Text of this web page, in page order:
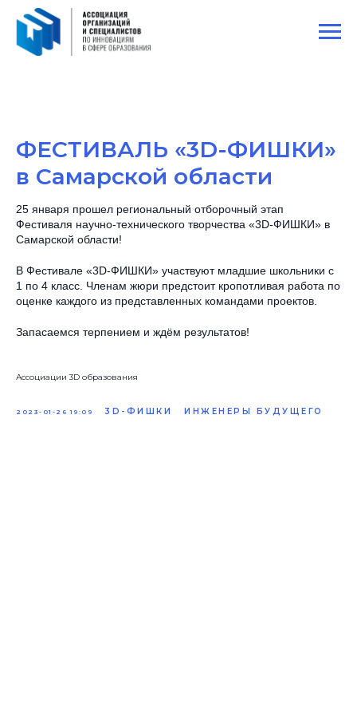
ФЕСТИВАЛЬ «3D-ФИШКИ»
в Самарской области
25 января прошел региональный отборочный этап
Фестиваля научно-технического творчества «3D-ФИШКИ» в
Самарской области!
В Фестивале «3D-ФИШКИ» участвуют младшие школьники с
1 по 4 класс. Членам жюри предстоит кропотливая работа по
оценке каждого из представленных командами проектов.
Запасаемся терпением и ждём результатов!
Ассоциации 3D образования
2023-01-26 19:09 3D-ФИШКИ ИНЖЕНЕРЫ БУДУЩЕГО